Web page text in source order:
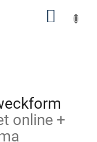
online +